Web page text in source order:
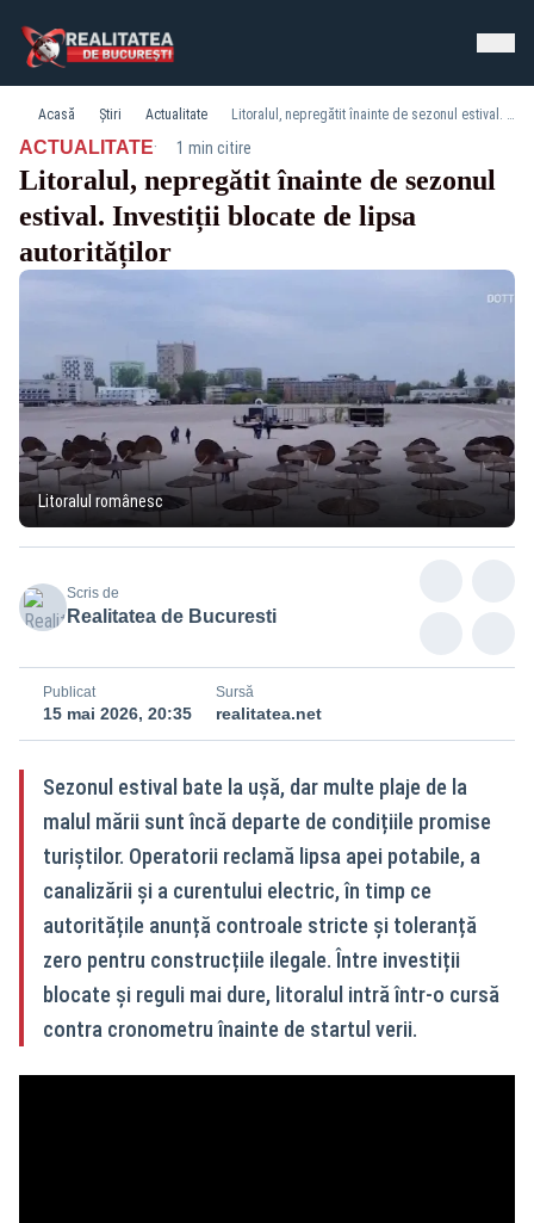
Acasă Știri Actualitate Litoralul, nepregătit înainte de sezonul estival. Investiții blocate de lipsa autorităților
ACTUALITATE· 1 min citire
Litoralul, nepregătit înainte de sezonul
estival. Investiții blocate de lipsa
autorităților
Litoralul românesc
Scris de
Realitatea de Bucuresti
Publicat
15 mai 2026, 20:35
Sursă
realitatea.net
Sezonul estival bate la ușă, dar multe plaje de la
malul mării sunt încă departe de condițiile promise
turiștilor. Operatorii reclamă lipsa apei potabile, a
canalizării și a curentului electric, în timp ce
autoritățile anunță controale stricte și toleranță
zero pentru construcțiile ilegale. Între investiții
blocate și reguli mai dure, litoralul intră într-o cursă
contra cronometru înainte de startul verii.